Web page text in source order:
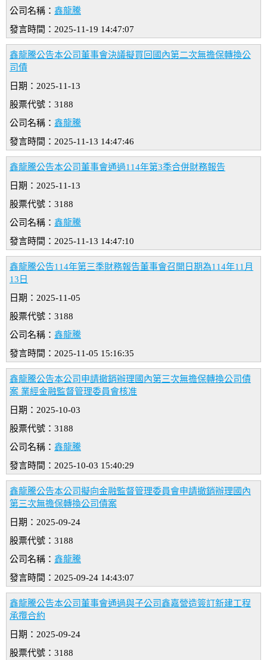
公司名稱： 鑫龍騰
發言時間：2025-11-19 14:47:07
鑫龍騰公告本公司董事會決議擬買回國內第二次無擔保轉換公
司債
日期：2025-11-13
股票代號：3188
公司名稱： 鑫龍騰
發言時間：2025-11-13 14:47:46
鑫龍騰公告本公司董事會通過114年第3季合併財務報告
日期：2025-11-13
股票代號：3188
公司名稱： 鑫龍騰
發言時間：2025-11-13 14:47:10
鑫龍騰公告114年第三季財務報告董事會召開日期為114年11月
13日
日期：2025-11-05
股票代號：3188
公司名稱： 鑫龍騰
發言時間：2025-11-05 15:16:35
鑫龍騰公告本公司申請撤銷辦理國內第三次無擔保轉換公司債
案 業經金融監督管理委員會核准
日期：2025-10-03
股票代號：3188
公司名稱： 鑫龍騰
發言時間：2025-10-03 15:40:29
鑫龍騰公告本公司擬向金融監督管理委員會申請撤銷辦理國內
第三次無擔保轉換公司債案
日期：2025-09-24
股票代號：3188
公司名稱： 鑫龍騰
發言時間：2025-09-24 14:43:07
鑫龍騰公告本公司董事會通過與子公司鑫嘉營造簽訂新建工程
承攬合約
日期：2025-09-24
股票代號：3188